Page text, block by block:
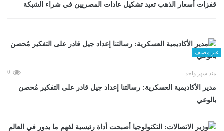
قفزات أسعار الذهب تعيد تشكيل عادات المصريين في شراء الشبكة
غير مصنف
منذ شهر واحد 0
مدير الأكاديمية العسكرية: رسالتنا إعداد جيل قادر على التفكير مُحصن
بالوعي